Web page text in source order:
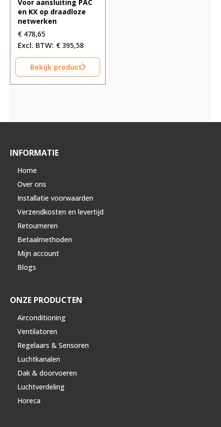
Voor aansluiting PAC
en KX op draadloze
netwerken
€ 478,65
€ 395,58
Bekijk product
INFORMATIE
Home
Over ons
Installatie voorwaarden
Verzendkosten en levertijd
Retourneren
Betaalmethoden
Mijn account
Blogs
ONZE PRODUCTEN
Airconditioning
Ventilatoren
Regelaars & Sensoren
Luchtkanalen
Dak & doorvoeren
Luchtverdeling
Horeca